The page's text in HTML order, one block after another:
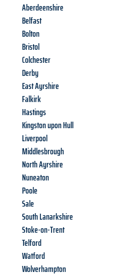
Aberdeenshire
Belfast
Bolton
Bristol
Colchester
Derby
East Ayrshire
Falkirk
Hastings
Kingston upon Hull
Liverpool
Middlesbrough
North Ayrshire
Nuneaton
Poole
Sale
South Lanarkshire
Stoke-on-Trent
Telford
Watford
Wolverhampton